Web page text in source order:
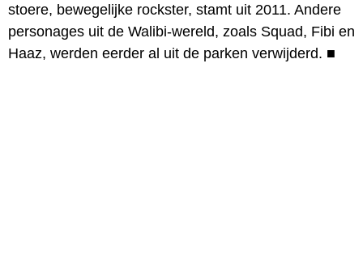
stoere, bewegelijke rockster, stamt uit 2011. Andere
personages uit de Walibi-wereld, zoals Squad, Fibi en
Haaz, werden eerder al uit de parken verwijderd. ■